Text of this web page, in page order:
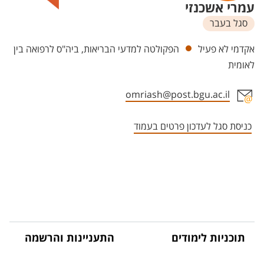
עמרי אשכנזי
סגל בעבר
יחידות
אקדמי לא פעיל
הפקולטה למדעי הבריאות, ביה"ס לרפואה בין
לאומית
omriash@post.bgu.ac.il
כניסת סגל לעדכון פרטים בעמוד
תוכניות לימודים התעניינות והרשמה